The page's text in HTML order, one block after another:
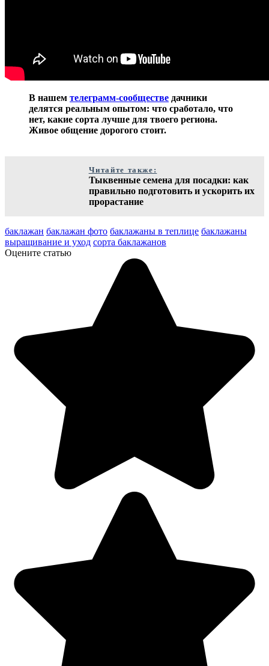
В нашем телеграмм-сообществе дачники
делятся реальным опытом: что сработало, что
нет, какие сорта лучше для твоего региона.
Живое общение дорогого стоит.
Читайте также:
Тыквенные семена для посадки: как
правильно подготовить и ускорить их
прорастание
баклажан баклажан фото баклажаны в теплице баклажаны
выращивание и уход сорта баклажанов
Оцените статью